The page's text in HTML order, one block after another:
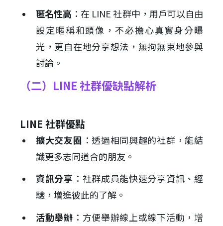
匿名性高 ：在 LINE 社群中，用戶可以自由
設定暱稱和頭像，不必擔心真實身分曝
光，更自在地分享想法，無拘無束地參與
討論。
（二）LINE 社群優缺點解析
LINE 社群優點
擴大交友圈 ：透過相同興趣的社群，能結
識更多志同道合的朋友。
資訊分享 ：社群成員能快速分享資訊、經
驗，增進彼此的了解。
活動舉辦 ：方便舉辦線上或線下活動，增